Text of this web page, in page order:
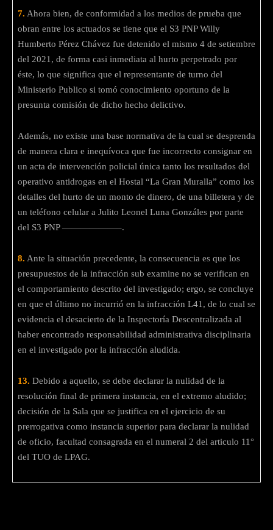
7. Ahora bien, de conformidad a los medios de prueba que
obran entre los actuados se tiene que el S3 PNP Willy
Humberto Pérez Chávez fue detenido el mismo 4 de setiembre
del 2021, de forma casi inmediata al hurto perpetrado por
éste, lo que significa que el representante de turno del
Ministerio Publico si tomó conocimiento oportuno de la
presunta comisión de dicho hecho delictivo.
Además, no existe una base normativa de la cual se desprenda
de manera clara e inequívoca que fue incorrecto consignar en
un acta de intervención policial única tanto los resultados del
operativo antidrogas en el Hostal “La Gran Muralla” como los
detalles del hurto de un monto de dinero, de una billetera y de
un teléfono celular a Julito Leonel Luna Gonzáles por parte
del S3 PNP ——————–.
8. Ante la situación precedente, la consecuencia es que los
presupuestos de la infracción sub examine no se verifican en
el comportamiento descrito del investigado; ergo, se concluye
en que el último no incurrió en la infracción L41, de lo cual se
evidencia el desacierto de la Inspectoría Descentralizada al
haber encontrado responsabilidad administrativa disciplinaria
en el investigado por la infracción aludida.
13. Debido a aquello, se debe declarar la nulidad de la
resolución final de primera instancia, en el extremo aludido;
decisión de la Sala que se justifica en el ejercicio de su
prerrogativa como instancia superior para declarar la nulidad
de oficio, facultad consagrada en el numeral 2 del articulo 11°
del TUO de LPAG.